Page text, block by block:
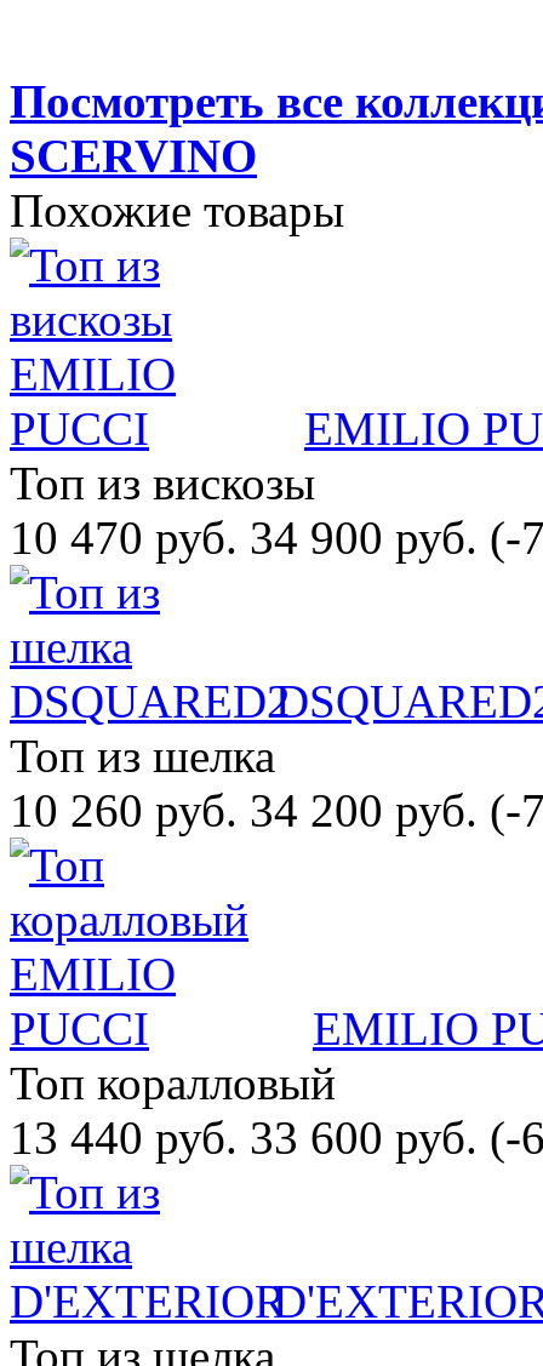
Посмотреть все
SCERVINO
Похожие товары
EMILIO
Топ из вискозы
10 470 руб. 34 900 руб. (-
Топ из шелка
10 260 руб. 34 200 руб. (-
EMILIO
Топ коралловый
13 440 руб. 33 600 руб. (-
Топ из шелка